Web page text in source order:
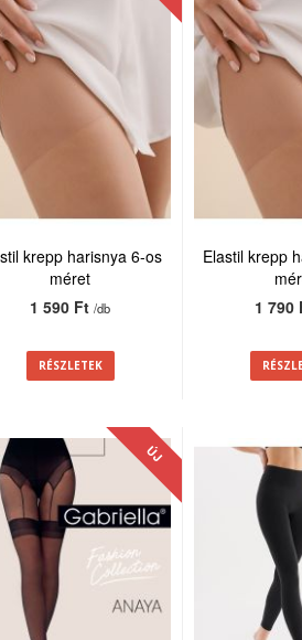
krepp harisnya 6-os
méret
1 590 Ft/db
RÉSZLETEK
Elastil krepp
1 790
ÚJ